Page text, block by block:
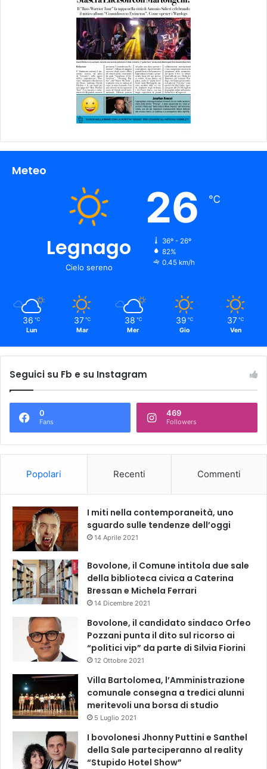
Meteo
Legnago
Cielo sereno
26 ℃
36º - 26º
82%
0.45 km/h
36 ℃
Lun
37 ℃
Mar
38 ℃
Mer
39 ℃
Gio
37 ℃
Ven
Seguici su Fb e su Instagram
0
Fans
469
Followers
Popolari Recenti Commenti
I miti nella contemporaneità, uno
sguardo sulle tendenze dell’oggi
14 Aprile 2021
Bovolone, il Comune intitola due sale
della biblioteca civica a Caterina
Bressan e Michela Ferrari
14 Dicembre 2021
Bovolone, il candidato sindaco Orfeo
Pozzani punta il dito sul ricorso ai
“politici vip” da parte di Silvia Fiorini
12 Ottobre 2021
Villa Bartolomea, l’Amministrazione
comunale consegna a tredici alunni
meritevoli una borsa di studio
5 Luglio 2021
I bovolonesi Jhonny Puttini e Santhel
della Sale parteciperanno al reality
“Stupido Hotel Show”